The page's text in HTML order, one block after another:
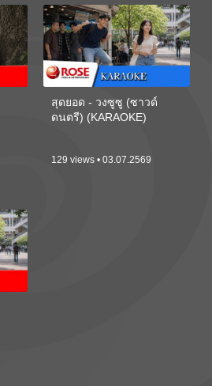
สุดยอด - วงซูซู (ซาวด์
ดนตรี) (KARAOKE)
129 views • 03.07.2569